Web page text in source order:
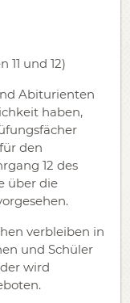
und 12)
Abiturienten
haben,
den
12 des
über die
verbleiben in
und Schüler
wird